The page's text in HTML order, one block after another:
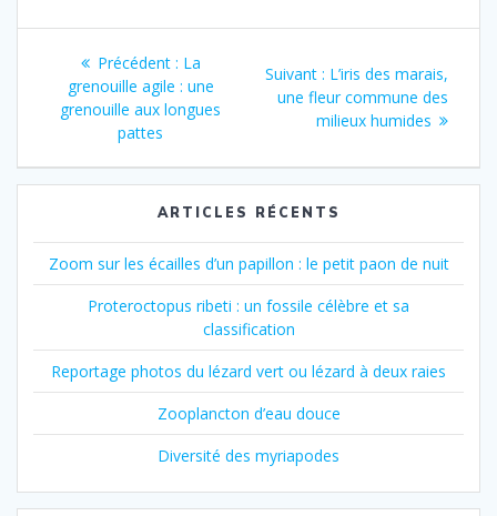
Navigation
l’article
Précédent : Article
précédent
:
La
grenouille agile : une
grenouille aux longues
pattes
Suivant : Article
suivant
:
L’iris des marais,
une fleur commune des
milieux humides
ARTICLES RÉCENTS
Zoom sur les écailles d’un papillon : le petit paon de nuit
Proteroctopus ribeti : un fossile célèbre et sa
classification
Reportage photos du lézard vert ou lézard à deux raies
Zooplancton d’eau douce
Diversité des myriapodes